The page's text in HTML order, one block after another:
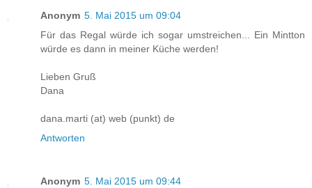
Anonym 5. Mai 2015 um 09:04
Für das Regal würde ich sogar umstreichen... Ein Mintton
würde es dann in meiner Küche werden!
Lieben Gruß
Dana
dana.marti (at) web (punkt) de
Antworten
Anonym 5. Mai 2015 um 09:44